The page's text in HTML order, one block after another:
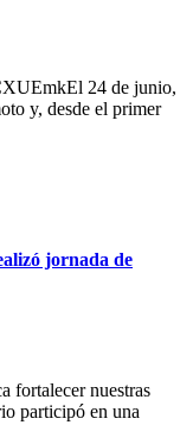
24 de junio,
y, desde el primer
jornada de
fortalecer nuestras
participó en una